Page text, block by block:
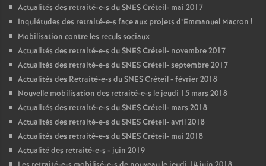
Actualités des retraité-e-s duSNESCréteil- mai 2017
Inquiétudes des retraité-e-s face aux projets d’Emmanuel Macron !
Mobilisation contre les reculs sociaux
Actualités des retraité-e-s duSNESCréteil- novembre 2017
Actualités des retraité-e-s duSNESCréteil- septembre 2017
Actualités des Retraité-e-s duSNESCréteil - février 2018
Nouvelle mobilisation des retraité-e-s le jeudi 15 mars 2018
Actualités des retraité-e-s duSNESCréteil- mars 2018
Actualités des retraité-e-s duSNESCréteil- avril 2018
Actualités des retraité-e-s duSNESCréteil- mai 2018
Actualité des retraité-e-s - juin 2019